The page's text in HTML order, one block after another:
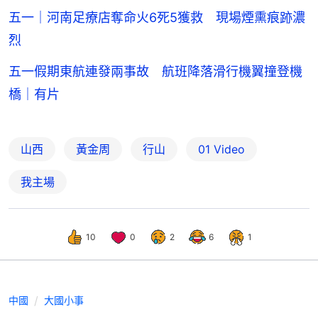
五一｜河南足療店奪命火6死5獲救 現場煙熏痕跡濃
烈
五一假期東航連發兩事故 航班降落滑行機翼撞登機
橋｜有片
山西 黃金周 行山 01 Video
我主場
10 0 2 6 1
中國 大國小事